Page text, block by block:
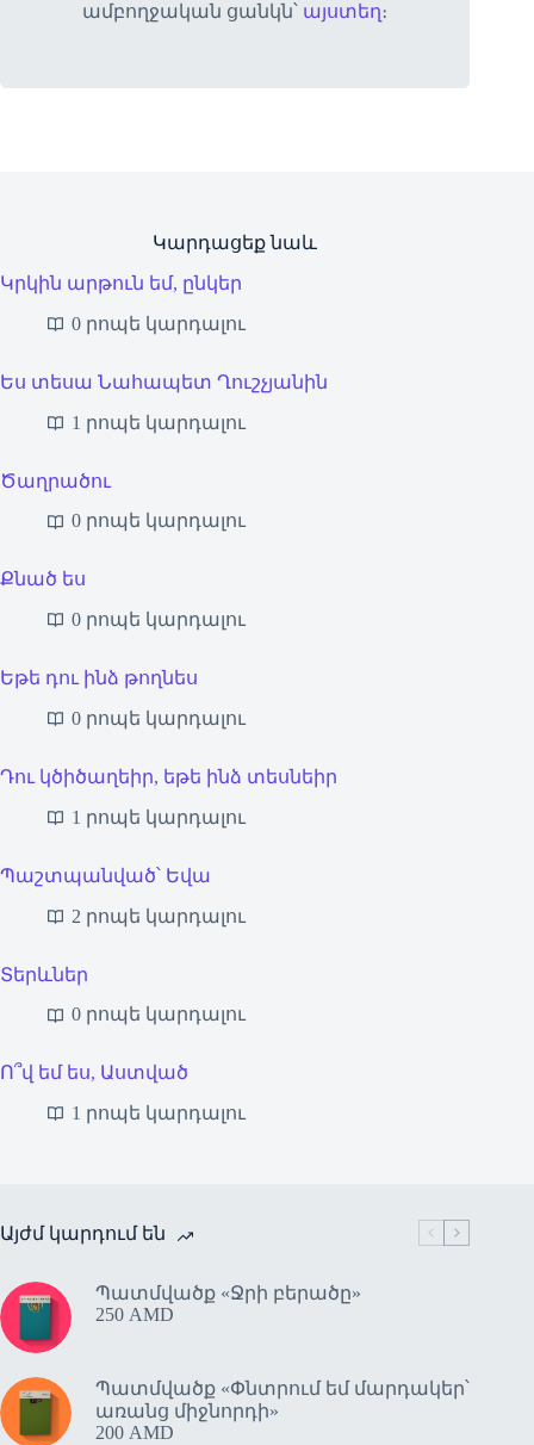
ամբողջական ցանկն՝ այստեղ։
Կարդացեք նաև
Կրկին արթուն եմ, ընկեր
0 րոպե կարդալու
Ես տեսա Նահապետ Ղուշչյանին
1 րոպե կարդալու
Ծաղրածու
0 րոպե կարդալու
Քնած ես
0 րոպե կարդալու
Եթե դու ինձ թողնես
0 րոպե կարդալու
Դու կծիծաղեիր, եթե ինձ տեսնեիր
1 րոպե կարդալու
Պաշտպանված՝ Եվա
2 րոպե կարդալու
Տերևներ
0 րոպե կարդալու
Ո՞վ եմ ես, Աստված
1 րոպե կարդալու
Այժմ կարդում են
Պատմվածք «Ջրի բերածը»
250 AMD
Պատմվածք «Փնտրում եմ մարդակեր՝
առանց միջնորդի»
200 AMD